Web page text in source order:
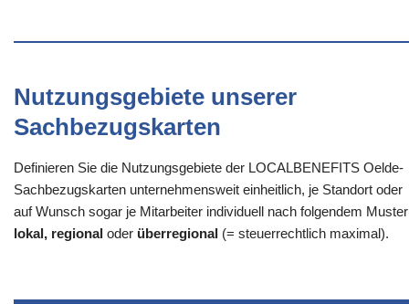
Nutzungsgebiete unserer
Sachbezugskarten
Definieren Sie die Nutzungsgebiete der LOCALBENEFITS Oelde-
Sachbezugskarten unternehmensweit einheitlich, je Standort oder
auf Wunsch sogar je Mitarbeiter individuell nach folgendem
lokal, regional oder überregional (= steuerrechtlich maximal).